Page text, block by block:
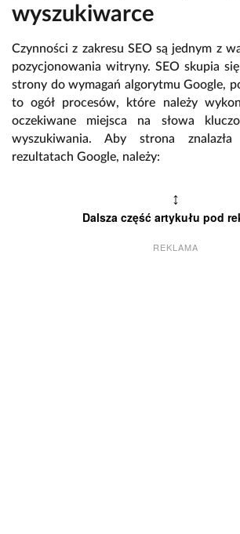
wyszukiwarce
Czynności z zakresu SEO są jednym z
pozycjonowania witryny. SEO skupia
strony do wymagań algorytmu Google,
to ogół procesów, które należy
oczekiwane miejsca na słowa
wyszukiwania. Aby strona
rezultatach Google, należy:
↕
Dalsza część artykułu pod
REKLAMA